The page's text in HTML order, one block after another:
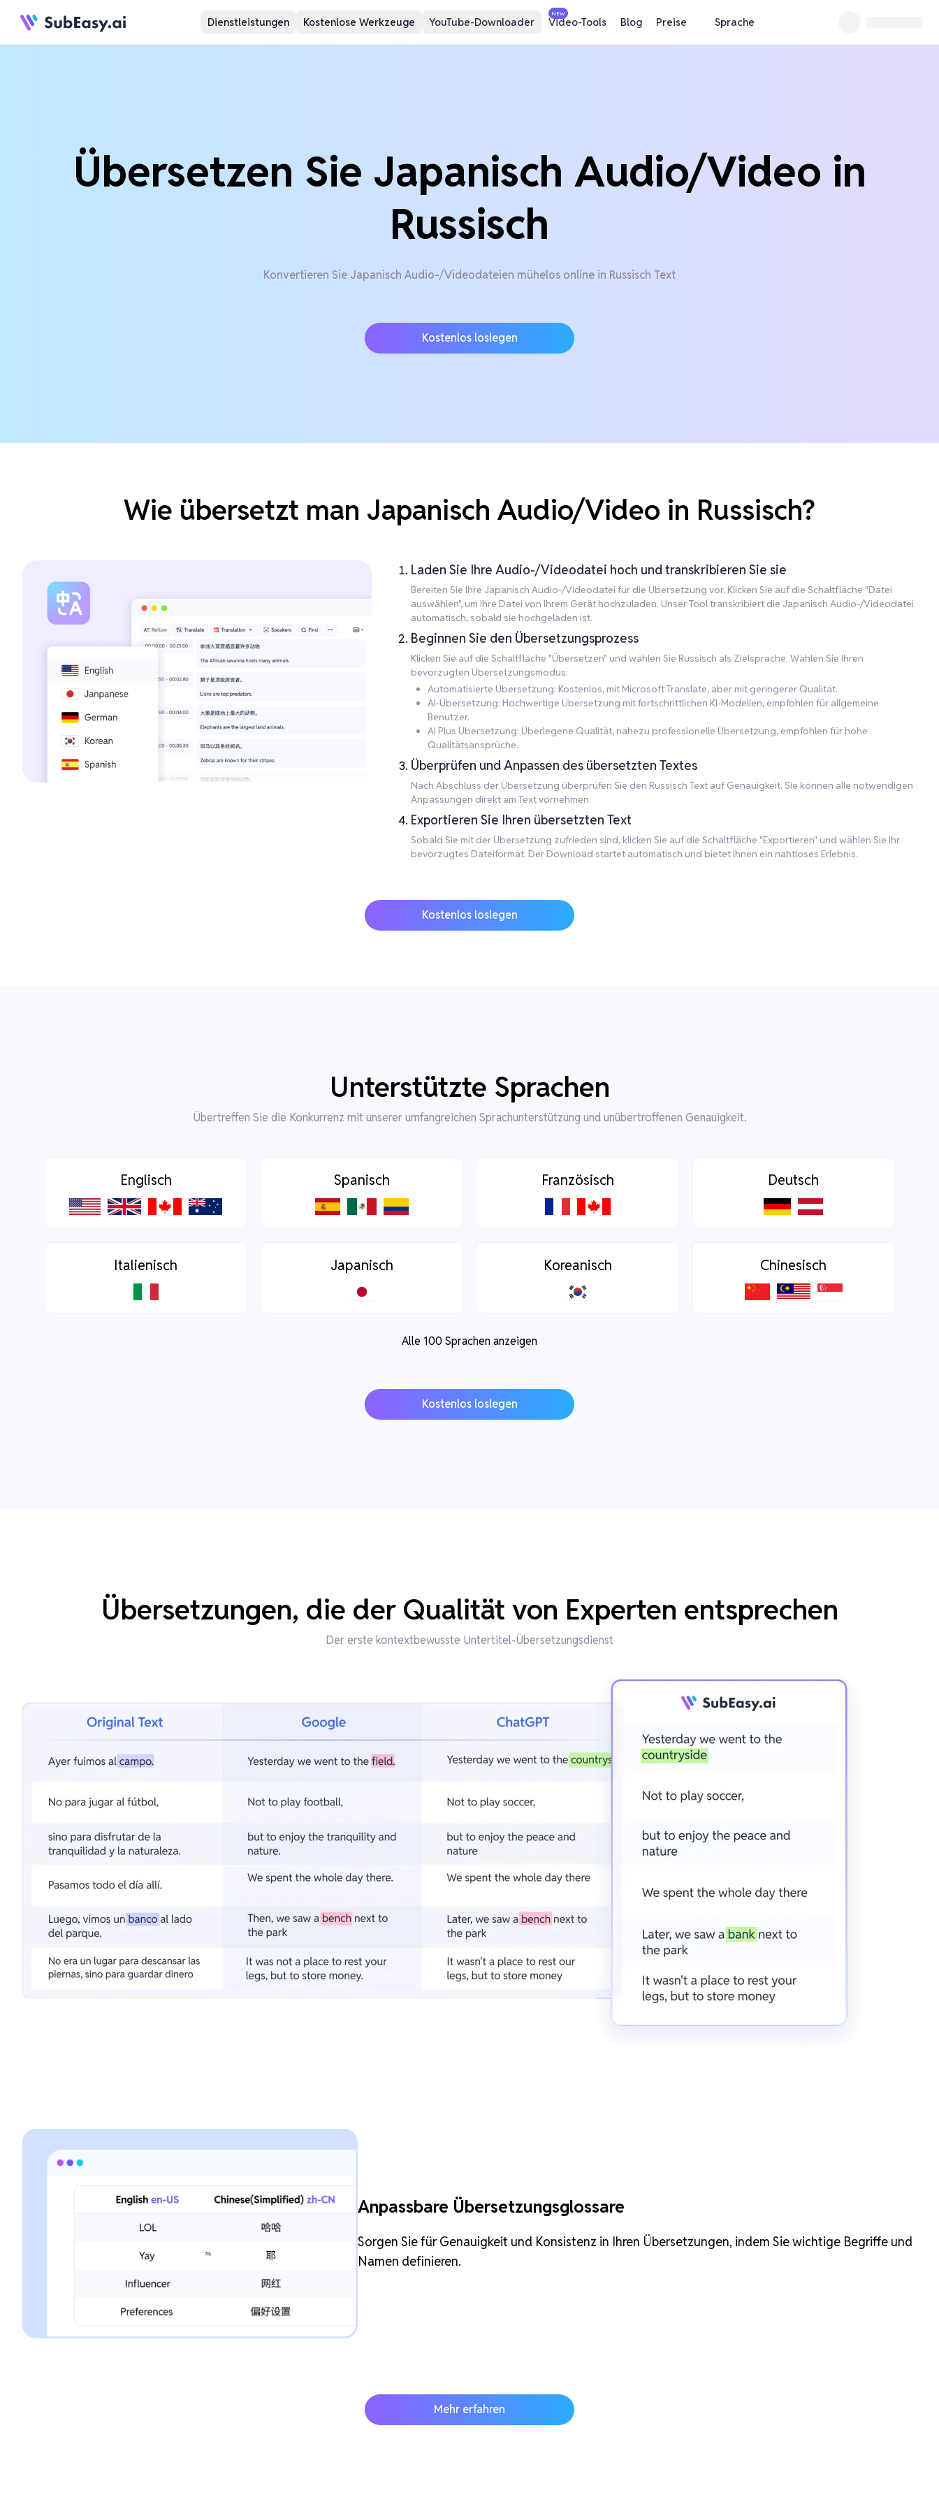
Dienstleistungen Kostenlose Werkzeuge YouTube-Downloader
NEW
Video-Tools Blog Preise Sprache
Übersetzen Sie Japanisch Audio/Video in
Russisch
Konvertieren Sie Japanisch Audio-/Videodateien mühelos online in Russisch Text
Kostenlos loslegen
Wie übersetzt man Japanisch Audio/Video in Russisch?
Laden Sie Ihre Audio-/Videodatei hoch und transkribieren Sie sie
Bereiten Sie Ihre Japanisch Audio-/Videodatei für die Übersetzung vor. Klicken Sie auf die Schaltfläche "Datei
auswählen", um Ihre Datei von Ihrem Gerät hochzuladen. Unser Tool transkribiert die Japanisch Audio-/Videodatei
automatisch, sobald sie hochgeladen ist.
Beginnen Sie den Übersetzungsprozess
Klicken Sie auf die Schaltfläche "Übersetzen" und wählen Sie Russisch als Zielsprache. Wählen Sie Ihren
bevorzugten Übersetzungsmodus:
Automatisierte Übersetzung: Kostenlos, mit Microsoft Translate, aber mit geringerer Qualität.
AI-Übersetzung: Hochwertige Übersetzung mit fortschrittlichen KI-Modellen, empfohlen für allgemeine
Benutzer.
AI Plus Übersetzung: Überlegene Qualität, nahezu professionelle Übersetzung, empfohlen für hohe
Qualitätsansprüche.
Überprüfen und Anpassen des übersetzten Textes
Nach Abschluss der Übersetzung überprüfen Sie den Russisch Text auf Genauigkeit. Sie können alle notwendigen
Anpassungen direkt am Text vornehmen.
Exportieren Sie Ihren übersetzten Text
Sobald Sie mit der Übersetzung zufrieden sind, klicken Sie auf die Schaltfläche "Exportieren" und wählen Sie Ihr
bevorzugtes Dateiformat. Der Download startet automatisch und bietet Ihnen ein nahtloses Erlebnis.
Kostenlos loslegen
Unterstützte Sprachen
Übertreffen Sie die Konkurrenz mit unserer umfangreichen Sprachunterstützung und unübertroffenen Genauigkeit.
Englisch Spanisch Französisch Deutsch
Italienisch Japanisch Koreanisch Chinesisch
Alle 100 Sprachen anzeigen
Kostenlos loslegen
Übersetzungen, die der Qualität von Experten entsprechen
Der erste kontextbewusste Untertitel-Übersetzungsdienst
Anpassbare Übersetzungsglossare
Sorgen Sie für Genauigkeit und Konsistenz in Ihren Übersetzungen, indem Sie wichtige Begriffe und
Namen definieren.
Mehr erfahren